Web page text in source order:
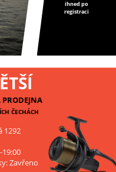
ihned po
registraci
ČECHÁCH
1292
19:00
Zavřeno